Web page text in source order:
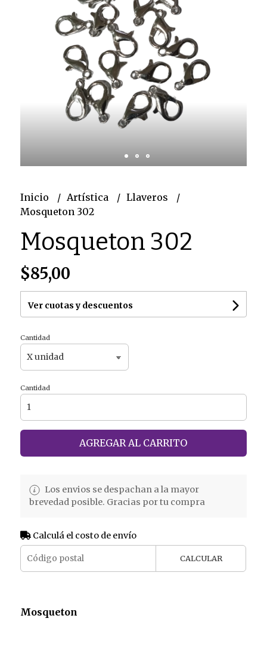
Inicio Artística
Llaveros
Mosqueton 302
Mosqueton 302
$85,00
Ver cuotas y descuentos
Cantidad
Cantidad
AGREGAR AL CARRITO
Los envios se despachan a la mayor
brevedad posible. Gracias por tu compra
Calculá el costo de envío
CALCULAR
Mosqueton